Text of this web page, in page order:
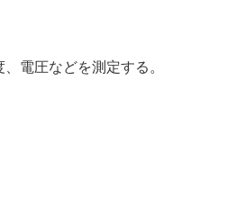
電圧などを測定する。